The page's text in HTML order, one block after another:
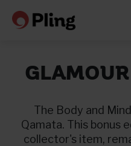
The Body and
Qamata. This bonus
collector's item,